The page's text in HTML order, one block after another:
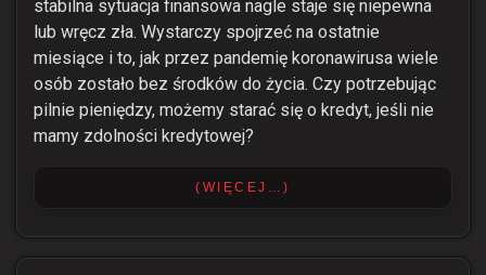
stabilna sytuacja finansowa nagle staje się niepewna
lub wręcz zła. Wystarczy spojrzeć na ostatnie
miesiące i to, jak przez pandemię koronawirusa wiele
osób zostało bez środków do życia. Czy potrzebując
pilnie pieniędzy, możemy starać się o kredyt, jeśli nie
mamy zdolności kredytowej?
(WIĘCEJ…)